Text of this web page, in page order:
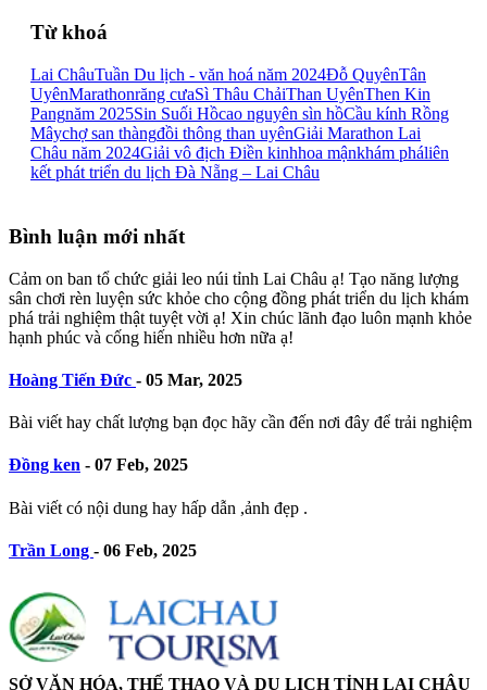
Từ khoá
Lai ChâuTuần Du lịch - văn hoá năm 2024Đỗ QuyênTân
UyênMarathonrăng cưaSì Thâu ChảiThan UyênThen Kin
Pangnăm 2025Sin Suối Hồcao nguyên sìn hồCầu kính Rồng
Mâychợ san thàngđồi thông than uyênGiải Marathon Lai
Châu năm 2024Giải vô địch Điền kinhhoa mậnkhám pháliên
kết phát triển du lịch Đà Nẵng – Lai Châu
Bình luận mới nhất
Cảm on ban tổ chức giải leo núi tỉnh Lai Châu ạ! Tạo năng lượng
sân chơi rèn luyện sức khỏe cho cộng đồng phát triển du lịch khám
phá trải nghiệm thật tuyệt vời ạ! Xin chúc lãnh đạo luôn mạnh khỏe
hạnh phúc và cống hiến nhiều hơn nữa ạ!
Hoàng Tiến Đức - 05 Mar, 2025
Bài viết hay chất lượng bạn đọc hãy cần đến nơi đây để trải nghiệm
Đồng ken - 07 Feb, 2025
Bài viết có nội dung hay hấp dẫn ,ảnh đẹp .
Trần Long - 06 Feb, 2025
SỞ VĂN HÓA, THỂ THAO VÀ DU LỊCH TỈNH LAI CHÂU